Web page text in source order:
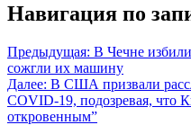
Навигация по
Предыдущая: В Чечне
сожгли их машину
Далее: В США призвали
COVID-19, подозревая, что
откровенным”